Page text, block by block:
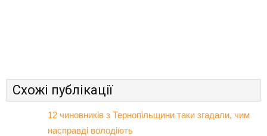
Схожі публікації
12 чиновників з Тернопільщини таки згадали, чим
насправді володіють